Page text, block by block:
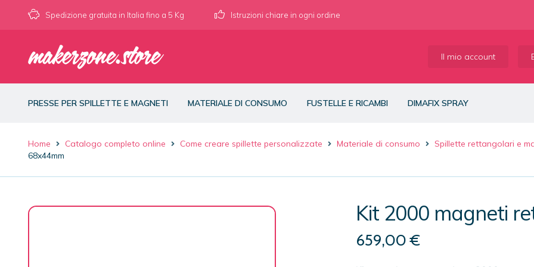
Spedizione gratuita in Italia fino a 5 Kg Istruzioni chiare in ogni ordine
Il mio account
PRESSE PER SPILLETTE E MAGNETI MATERIALE DI CONSUMO FUSTELLE E RICAMBI DIMAFIX SPRAY
Home Catalogo completo online Come creare spillette personalizzate Materiale di consumo Spillette rettangolari e
68x44mm
Kit 2000 magneti
659,00€